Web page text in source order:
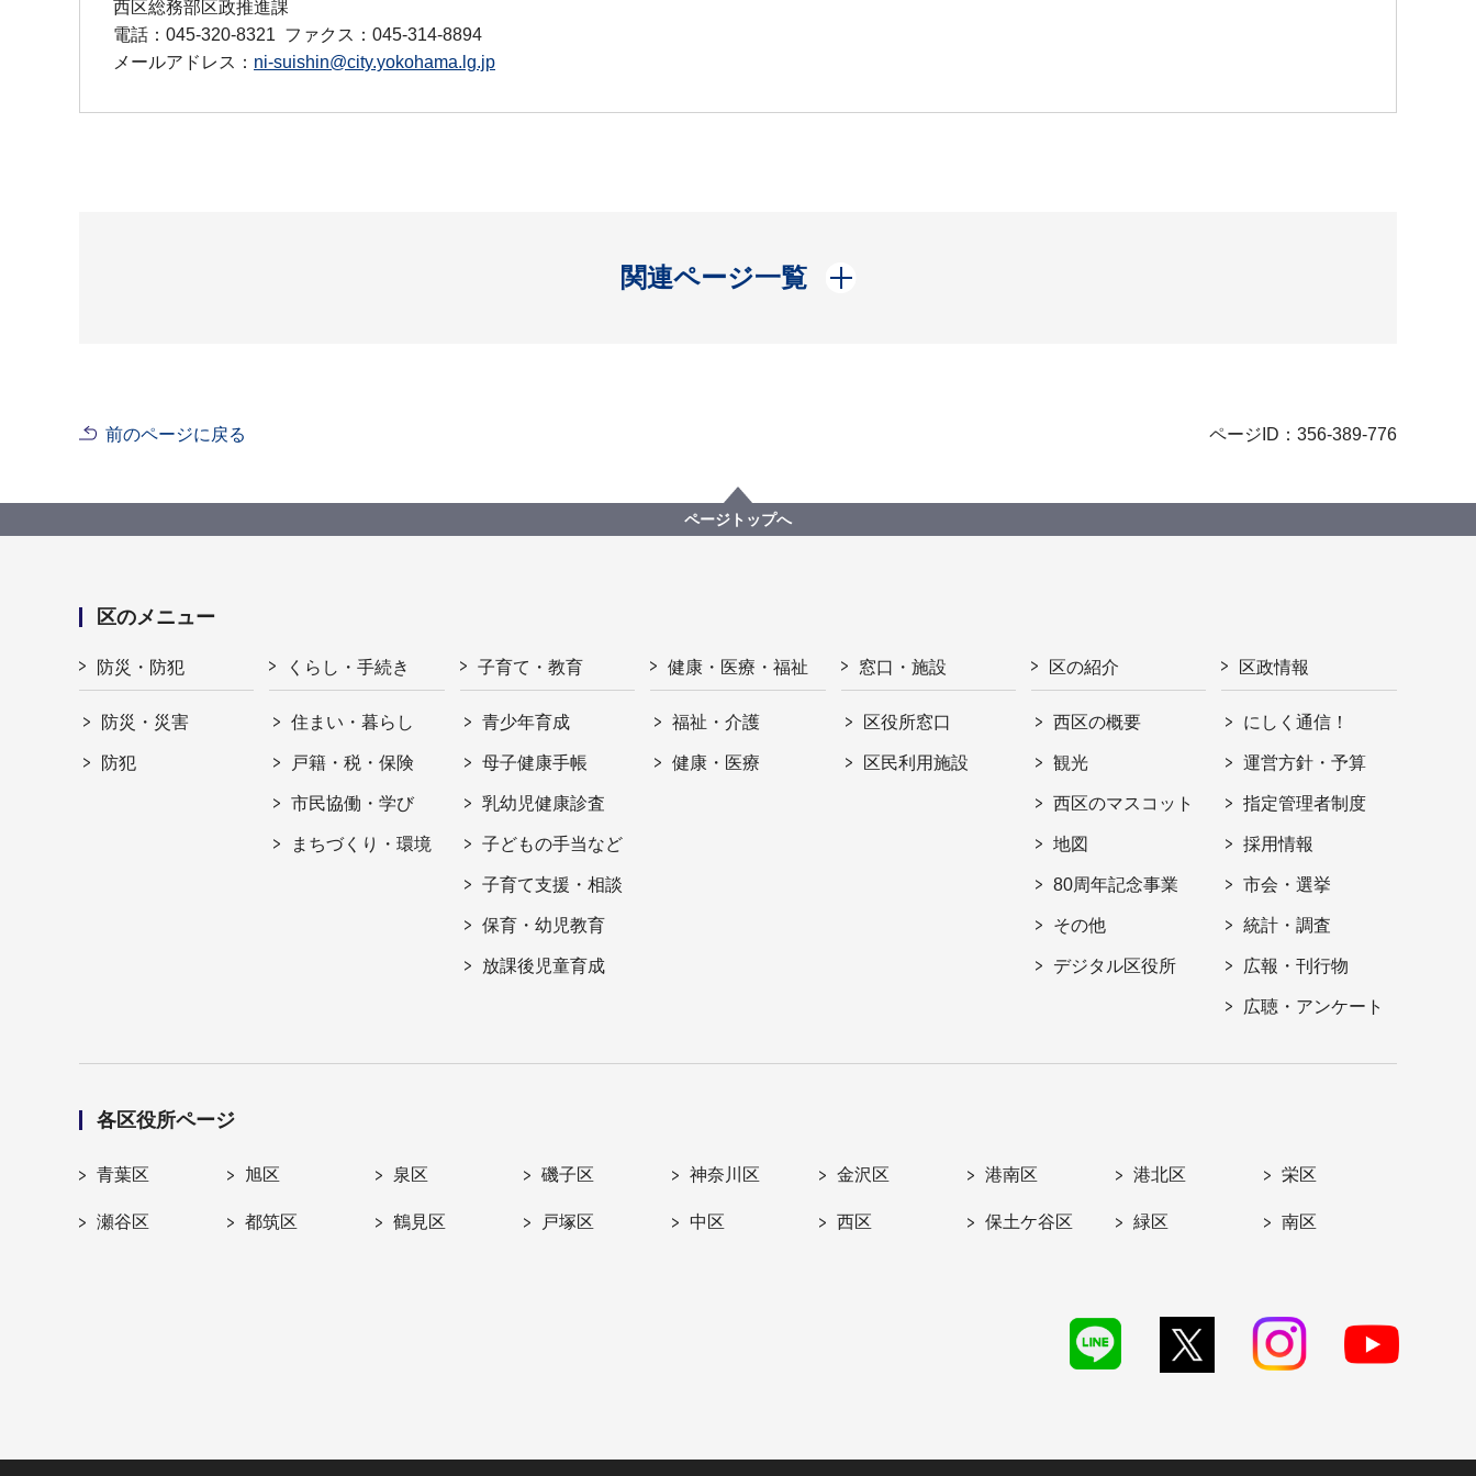
西区総務部区政推進課
電話：045-320-8321 ファクス：045-314-8894
メールアドレス： ni-suishin@city.yokohama.lg.jp
関連ページ一覧
開く
前のページに戻る ページID：356-389-776
ページトップへ
区のメニュー
防災・防犯
防災・災害
防犯
くらし・手続き
住まい・暮らし
戸籍・税・保険
市民協働・学び
まちづくり・環境
子育て・教育
青少年育成
母子健康手帳
乳幼児健康診査
子どもの手当など
子育て支援・相談
保育・幼児教育
放課後児童育成
健康・医療・福祉
福祉・介護
健康・医療
窓口・施設
区役所窓口
区民利用施設
区の紹介
西区の概要
観光
西区のマスコット
地図
80周年記念事業
その他
デジタル区役所
区政情報
にしく通信！
運営方針・予算
指定管理者制度
採用情報
市会・選挙
統計・調査
広報・刊行物
広聴・アンケート
各区役所ページ
青葉区 旭区 泉区 磯子区 神奈川区 金沢区 港南区 港北区 栄区
瀬谷区 都筑区 鶴見区 戸塚区 中区 西区 保土ケ谷区 緑区 南区